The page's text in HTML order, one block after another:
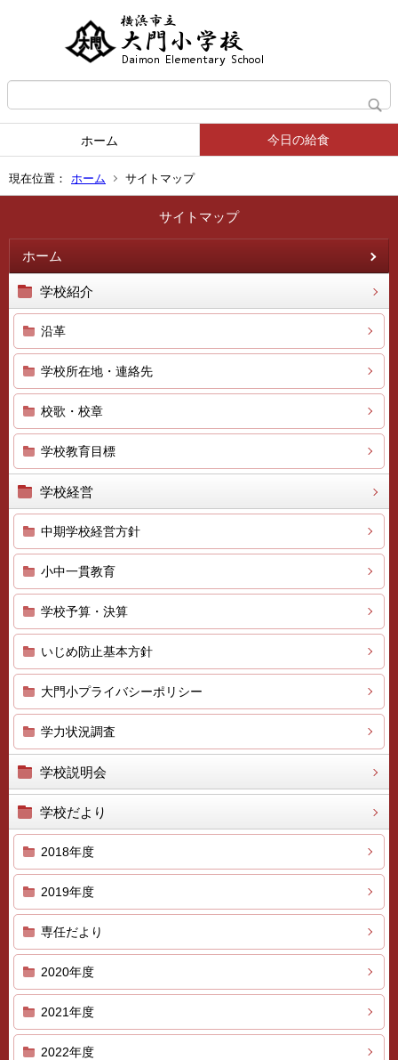
ホーム 今日の給食
現在位置： ホーム サイトマップ
サイトマップ
ホーム
学校紹介
沿革
学校所在地・連絡先
校歌・校章
学校教育目標
学校経営
中期学校経営方針
小中一貫教育
学校予算・決算
いじめ防止基本方針
大門小プライバシーポリシー
学力状況調査
学校説明会
学校だより
2018年度
2019年度
専任だより
2020年度
2021年度
2022年度